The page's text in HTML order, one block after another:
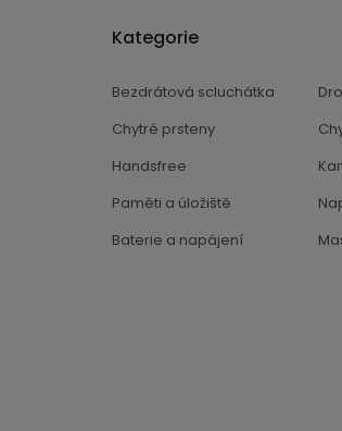
Kategorie
Bezdrátová scluchátka
Chytré prsteny
Handsfree
Paměti a úložiště
Baterie a napájení